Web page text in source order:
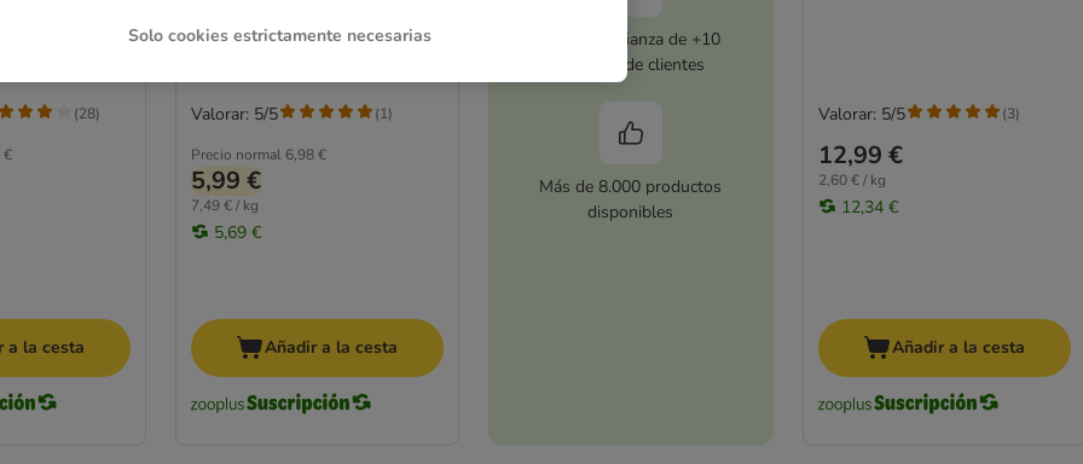
€
(28)
a la cesta
Precio normal 6,98 €
5,99 €
7,49 € / kg
5,69 €
Valorar: 5/5 (1)
Añadir a la cesta
Con la confianza de +10
millones de clientes
Más de 8.000 productos
disponibles
12,99 €
2,60 € / kg
12,34 €
Valorar: 5/5 (3)
Añadir a la cesta
Solo cookies estrictamente necesarias